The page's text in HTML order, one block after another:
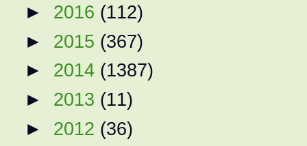
► 2016 (112)
► 2015 (367)
► 2014 (1387)
► 2013 (11)
► 2012 (36)